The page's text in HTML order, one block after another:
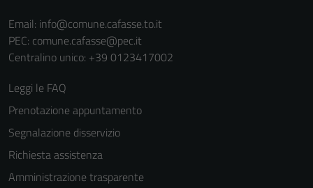
Email: info@comune.cafasse.to.it
PEC: comune.cafasse@pec.it
Centralino unico: +39 0123417002
Leggi le FAQ
Prenotazione appuntamento
Segnalazione disservizio
Richiesta assistenza
Amministrazione trasparente